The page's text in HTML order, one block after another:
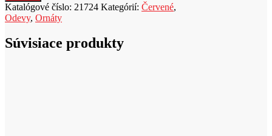
Katalógové číslo: 21724 Kategórií: Červené,
Odevy, Ornáty
Súvisiace produkty